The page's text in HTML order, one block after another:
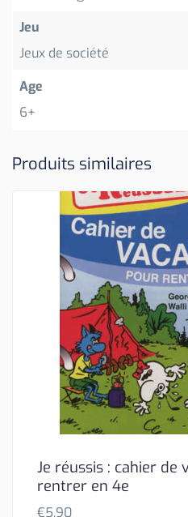
Jeu
Jeux de société
Age
6+
Produits similaires
Je réussis : cahier de
rentrer en 4e
€5,90